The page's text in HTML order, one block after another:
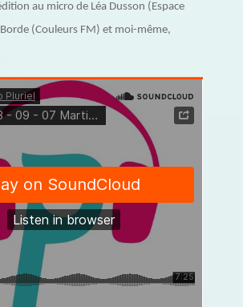
au micro de Léa Dusson (Espace
(Couleurs FM) et moi-même,